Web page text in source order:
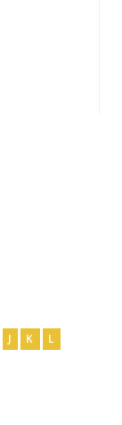
J K
L